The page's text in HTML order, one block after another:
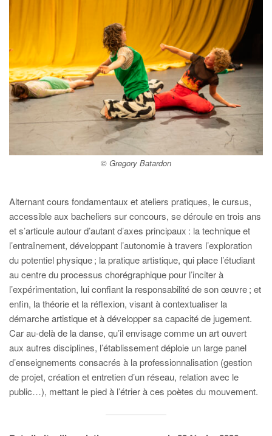
© Gregory Batardon
Alternant cours fondamentaux et ateliers pratiques, le cursus,
accessible aux bacheliers sur concours, se déroule en trois ans
et s’articule autour d’autant d’axes principaux : la technique et
l’entraînement, développant l’autonomie à travers l’exploration
du potentiel physique ; la pratique artistique, qui place l’étudiant
au centre du processus chorégraphique pour l’inciter à
l’expérimentation, lui confiant la responsabilité de son œuvre ; et
enfin, la théorie et la réflexion, visant à contextualiser la
démarche artistique et à développer sa capacité de jugement.
Car au-delà de la danse, qu’il envisage comme un art ouvert
aux autres disciplines, l’établissement déploie un large panel
d’enseignements consacrés à la professionnalisation (gestion
de projet, création et entretien d’un réseau, relation avec le
public…), mettant le pied à l’étrier à ces poètes du mouvement.